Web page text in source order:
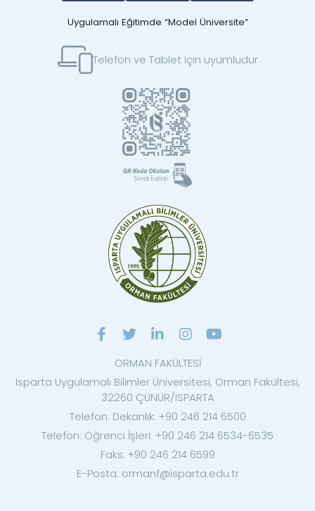
Uygulamalı Eğitimde “Model Üniversite”
Telefon ve Tablet için uyumludur
ORMAN FAKÜLTESİ
Isparta Uygulamalı Bilimler Üniversitesi, Orman Fakültesi,
32260 ÇÜNÜR/ISPARTA
Telefon: Dekanlık: +90 246 214 6500
Telefon: Öğrenci İşleri: +90 246 214 6534-6535
Faks: +90 246 214 6599
E-Posta: ormanf@isparta.edu.tr